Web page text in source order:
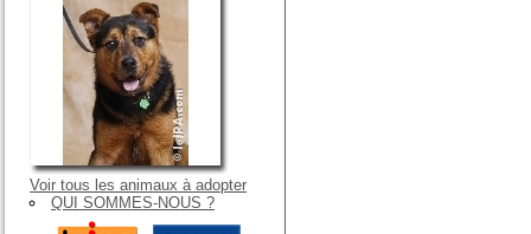
Voir tous les animaux à adopter
QUI SOMMES-NOUS ?